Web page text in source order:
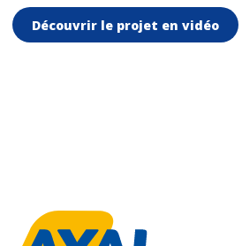
Découvrir le projet en vidéo